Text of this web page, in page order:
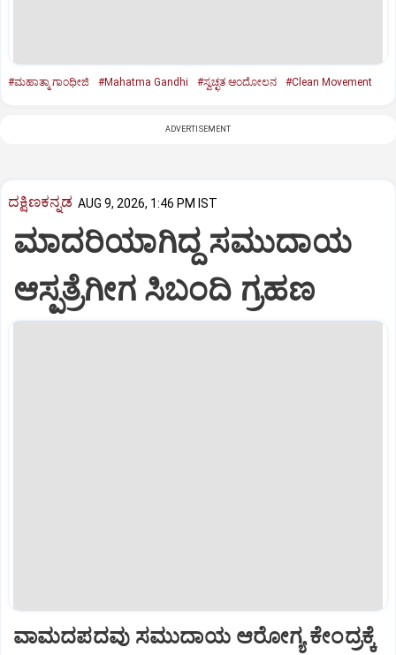
#ಮಹಾತ್ಮಾ ಗಾಂಧೀಜಿ #Mahatma Gandhi #ಸ್ವಚ್ಛತ ಆಂದೋಲನ #Clean Movement
ADVERTISEMENT
ದಕ್ಷಿಣಕನ್ನಡ AUG 9, 2026, 1:46 PM IST
ಮಾದರಿಯಾಗಿದ್ದ ಸಮುದಾಯ
ಆಸ್ಪತ್ರೆಗೀಗ ಸಿಬಂದಿ ಗ್ರಹಣ
ವಾಮದಪದವು ಸಮುದಾಯ ಆರೋಗ್ಯ ಕೇಂದ್ರಕ್ಕೆ